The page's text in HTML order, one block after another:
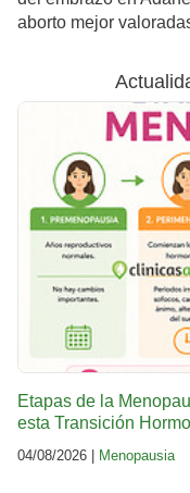
aborto mejor
Etapas de la
esta Transición
04/08/2026 | Menopausia